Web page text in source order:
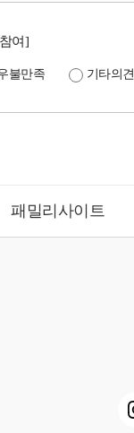
여]
불만족 기타의견
패밀리사이트